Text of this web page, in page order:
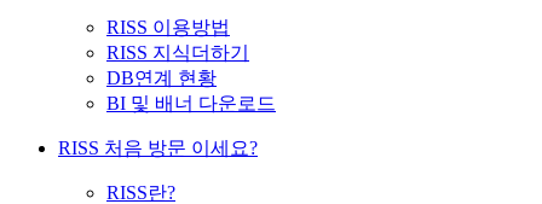
RISS 이용방법
RISS 지식더하기
DB연계 현황
BI 및 배너 다운로드
RISS 처음 방문 이세요?
RISS란?